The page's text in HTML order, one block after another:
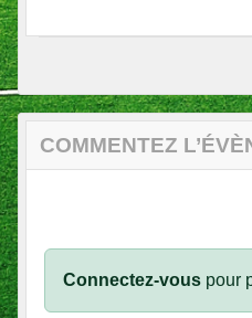
COMMENTEZ
Connectez-vous pour